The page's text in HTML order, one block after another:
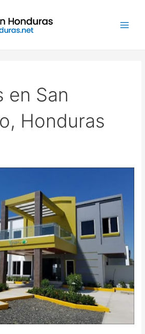
en San
Honduras